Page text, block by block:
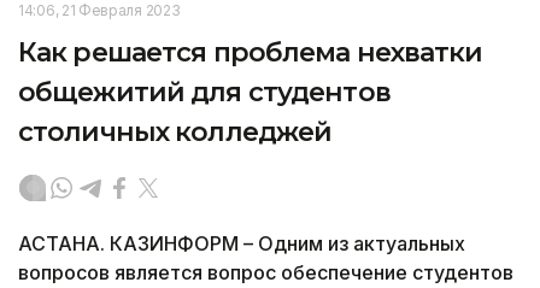
14:06, 21 Февраля 2023
Как решается проблема нехватки
общежитий для студентов
столичных колледжей
АСТАНА. КАЗИНФОРМ – Одним из актуальных
вопросов является вопрос обеспечение студентов